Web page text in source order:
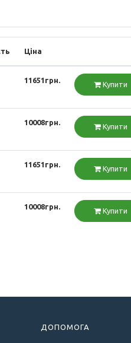
Ціна
11651грн. Купити
10008грн. Купити
11651грн. Купити
10008грн. Купити
ДОПОМОГА